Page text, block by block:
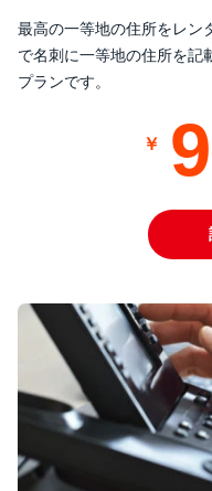
最高の一等地の住所をレン
で名刺に一等地の住所を記
プランです。